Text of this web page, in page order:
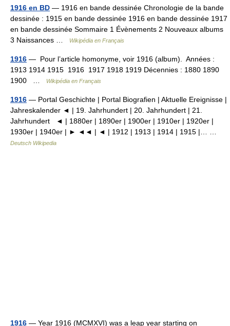
1916 en BD — 1916 en bande dessinée Chronologie de la bande
dessinée : 1915 en bande dessinée 1916 en bande dessinée 1917
en bande dessinée Sommaire 1 Évènements 2 Nouveaux albums
3 Naissances …
Wikipédia en Français
1916 — Pour l’article homonyme, voir 1916 (album). Années :
1913 1914 1915 1916 1917 1918 1919 Décennies : 1880 1890
1900 …
Wikipédia en Français
1916 — Portal Geschichte | Portal Biografien | Aktuelle Ereignisse |
Jahreskalender ◄ | 19. Jahrhundert | 20. Jahrhundert | 21.
Jahrhundert ◄ | 1880er | 1890er | 1900er | 1910er | 1920er |
1930er | 1940er | ► ◄◄ | ◄ | 1912 | 1913 | 1914 | 1915 |… …
Deutsch Wikipedia
1916 — Year 1916 (MCMXVI) was a leap year starting on